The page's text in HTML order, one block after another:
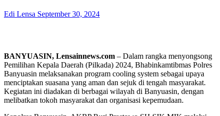
Edi Lensa September 30, 2024
BANYUASIN, Lensainnews.com – Dalam rangka menyongsong
Pemilihan Kepala Daerah (Pilkada) 2024, Bhabinkamtibmas Polres
Banyuasin melaksanakan program cooling system sebagai upaya
menciptakan suasana yang aman dan sejuk di tengah masyarakat.
Kegiatan ini diadakan di berbagai wilayah di Banyuasin, dengan
melibatkan tokoh masyarakat dan organisasi kepemudaan.